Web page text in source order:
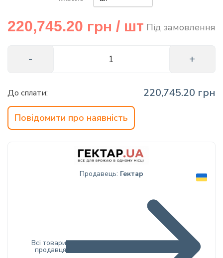
220,745.20 грн / шт Під замовлення
До сплати: 220,745.20 грн
Повідомити про наявність
Продавець: Гектар
Всі товари
продавця